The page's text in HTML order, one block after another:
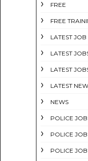
FREE
FREE
LATEST JOB
LATEST
LATEST
LATEST
NEWS
POLICE JOB
POLICE JOB
POLICE